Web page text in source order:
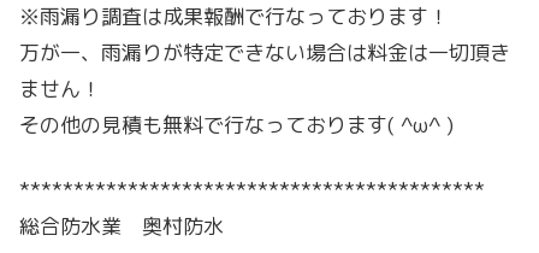
※雨漏り調査は成果報酬で行なっております！
万が一、雨漏りが特定できない場合は料金は一切頂き
ません！
その他の見積も無料で行なっております( ^ω^ )
*******************************************
総合防水業 奥村防水